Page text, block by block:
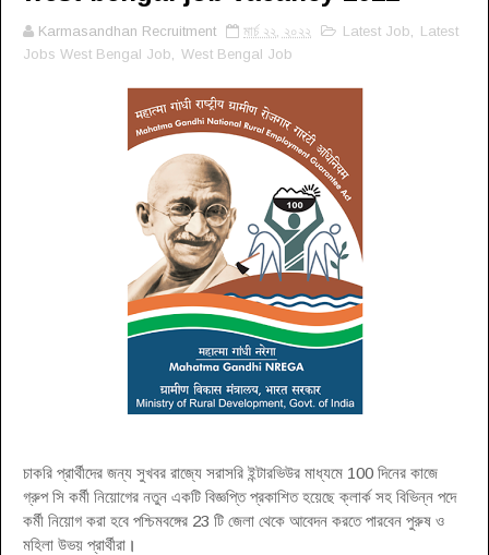
Karmasandhan Recruitment মার্চ ২২, ২০২২ Latest Job
Latest
Jobs West Bengal Job
West Bengal Job
চাকরি প্রার্থীদের জন্য সুখবর রাজ্যে সরাসরি ইন্টারভিউর মাধ্যমে 100 দিনের কাজে
গ্রুপ সি কর্মী নিয়োগের নতুন একটি বিজ্ঞপ্তি প্রকাশিত হয়েছে ক্লার্ক সহ বিভিন্ন পদে
কর্মী নিয়োগ করা হবে পশ্চিমবঙ্গের 23 টি জেলা থেকে আবেদন করতে পারবেন পুরুষ ও
মহিলা উভয় প্রার্থীরা ।